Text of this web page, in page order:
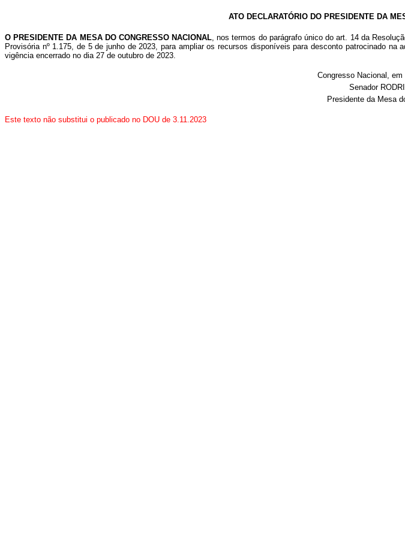
ATO DECLARATÓRIO DO PRESIDENTE DA
O PRESIDENTE DA MESA DO CONGRESSO NACIONAL, nos termos do parágrafo único do art. 14 da
Provisória nº 1.175, de 5 de junho de 2023, para ampliar os recursos disponíveis para desconto patrocinado
vigência encerrado no dia 27 de outubro de 2023.
Congresso Nacional, em
Senador
Presidente da Mesa
Este texto não substitui o publicado no DOU de 3.11.2023